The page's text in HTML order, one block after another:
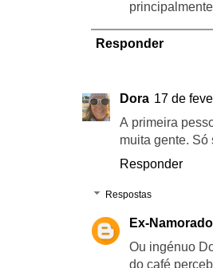
Responder
Dora 17 de
A primeira
muita gente. Só
Responder
Respostas
Ex-Namorado
Ou ingénuo
do café